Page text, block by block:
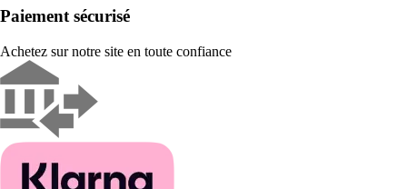
Paiement sécurisé
Achetez sur notre site en toute confiance